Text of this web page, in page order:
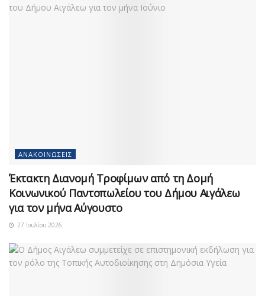
ΑΝΑΚΟΙΝΏΣΕΙΣ
Έκτακτη Διανομή Τροφίμων από τη Δομή
Κοινωνικού Παντοπωλείου του Δήμου Αιγάλεω
για τον μήνα Αύγουστο
27 Ιουλίου 2026